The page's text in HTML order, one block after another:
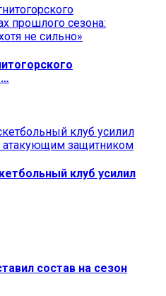
клуб усилил
состав на сезон